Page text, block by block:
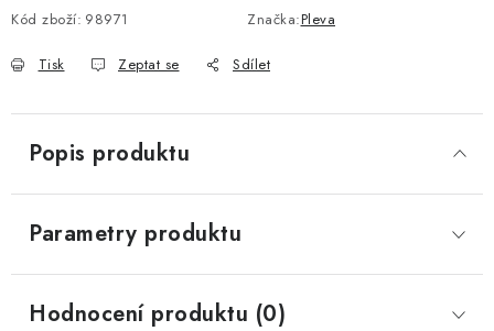
Kód zboží: 98971 Značka:Pleva
Tisk Zeptat se Sdílet
Popis produktu
Parametry produktu
Hodnocení produktu (0)